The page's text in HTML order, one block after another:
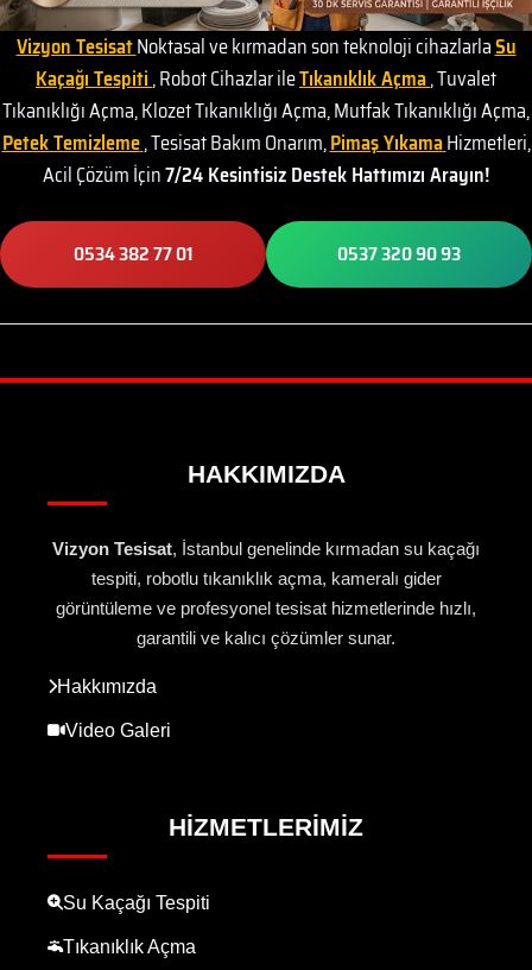
Vizyon TesisatNoktasal ve kırmadan son teknoloji cihazlarlaSu
Kaçağı Tespiti, Robot Cihazlar ileTıkanıklık Açma, Tuvalet
Tıkanıklığı Açma, Klozet Tıkanıklığı Açma, Mutfak Tıkanıklığı Açma,
Petek Temizleme, Tesisat Bakım Onarım,Pimaş YıkamaHizmetleri,
Acil Çözüm İçin7/24 Kesintisiz Destek Hattımızı Arayın!
0534 382 77 01 0537 320 90 93
HAKKIMIZDA
Vizyon Tesisat, İstanbul genelinde kırmadan su kaçağı
tespiti, robotlu tıkanıklık açma, kameralı gider
görüntüleme ve profesyonel tesisat hizmetlerinde hızlı,
garantili ve kalıcı çözümler sunar.
Hakkımızda
Video Galeri
HIZMETLERIMIZ
Su Kaçağı Tespiti
Tıkanıklık Açma